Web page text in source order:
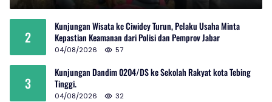
2
Kunjungan Wisata ke Ciwidey Turun, Pelaku Usaha Minta
Kepastian Keamanan dari Polisi dan Pemprov Jabar
04/08/2026 57
3
Kunjungan Dandim 0204/DS ke Sekolah Rakyat kota Tebing
Tinggi.
04/08/2026 32